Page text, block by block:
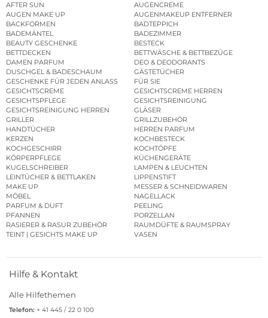
AFTER SUN
AUGENCREME
AUGEN MAKE UP
AUGENMAKEUP ENTFERNER
BACKFORMEN
BADTEPPICH
BADEMÄNTEL
BADEZIMMER
BEAUTY GESCHENKE
BESTECK
BETTDECKEN
BETTWÄSCHE & BETTBEZÜGE
DAMEN PARFUM
DEO & DEODORANTS
DUSCHGEL & BADESCHAUM
GÄSTETÜCHER
GESCHENKE FÜR JEDEN ANLASS
FÜR SIE
GESICHTSCREME
GESICHTSCREME HERREN
GESICHTSPFLEGE
GESICHTSREINIGUNG
GESICHTSREINIGUNG HERREN
GLÄSER
GRILLER
GRILLZUBEHÖR
HANDTÜCHER
HERREN PARFUM
KERZEN
KOCHBESTECK
KOCHGESCHIRR
KOCHTÖPFE
KÖRPERPFLEGE
KÜCHENGERÄTE
KUGELSCHREIBER
LAMPEN & LEUCHTEN
LEINTÜCHER & BETTLAKEN
LIPPENSTIFT
MAKE UP
MESSER & SCHNEIDWAREN
MÖBEL
NAGELLACK
PARFUM & DUFT
PEELING
PFANNEN
PORZELLAN
RASIERER & RASUR ZUBEHÖR
RAUMDÜFTE & RAUMSPRAY
TEINT | GESICHTS MAKE UP
VASEN
Hilfe & Kontakt
Alle Hilfethemen
Telefon: + 41 445 / 22 0 100